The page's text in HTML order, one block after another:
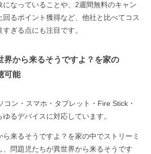
になっていることや、2週間無料のキャン
るポイント獲得など、他社と比べてコス
ぎる点にも注目です。
界から来るそうですよ？を家の
可能
コン・スマホ・タブレット・Fire Stick・
るデバイスに対応しています。
ら来るそうですよ？を家の中でストリーミ
、問題児たちが異世界から来るそうです